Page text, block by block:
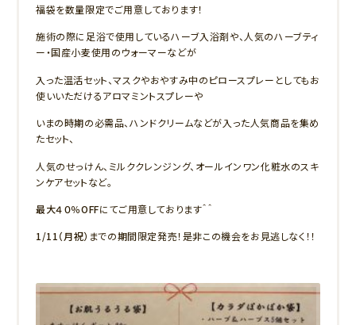
福袋を数量限定でご用意しております！
施術の際に足浴で使用しているハーブ入浴剤や、人気のハーブティ
ー・国産小麦使用のウォーマーなどが
入った温活セット、マスクやおやすみ中のピロースプレーとしてもお
使いいただけるアロマミントスプレーや
いまの時期の必需品、ハンドクリームなどが入った人気商品を集め
たセット、
人気のせっけん、ミルククレンジング、オールインワン化粧水のスキ
ンケアセットなど。
最大４０％OFFにてご用意しております＾＾
1/11（月祝） までの期間限定発売！是非この機会をお見逃しなく！！